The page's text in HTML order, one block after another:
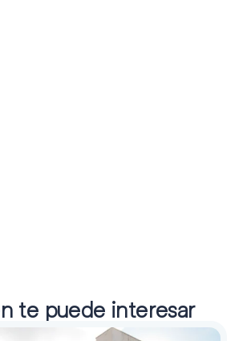
te puede interesar